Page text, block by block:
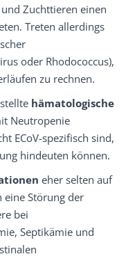
Zuchttieren einen
Treten allerdings
oder Rhodococcus),
zu rechnen.
hämatologische
Neutropenie
ECoV-spezifisch sind,
hindeuten können.
eher selten auf
eine Störung der
bei
Septikämie und